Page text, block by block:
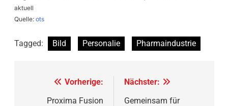
aktuell
Quelle: ots
Tagged: Bild Personalie Pharmaindustrie
Beitragsnavigation
Vorherige:
Proxima Fusion
Nächster:
Gemeinsam für